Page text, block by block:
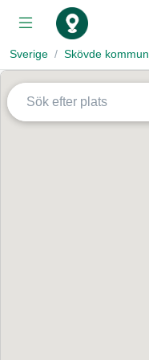
Sverige Skövde kommun